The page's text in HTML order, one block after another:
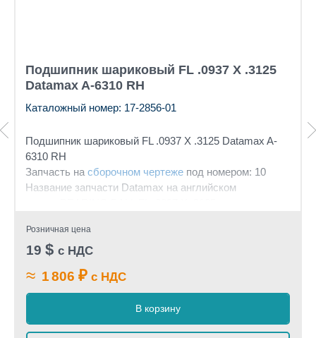
Подшипник шариковый FL .0937 X .3125
Datamax A-6310 RH
Каталожный номер: 17-2856-01
Подшипник шариковый FL .0937 X .3125 Datamax A-
6310 RH
Запчасть на сборочном чертеже под номером: 10
Название запчасти Datamax на английском
Розничная цена
19 $ с НДС
≈ 1 806 ₽ с НДС
В корзину